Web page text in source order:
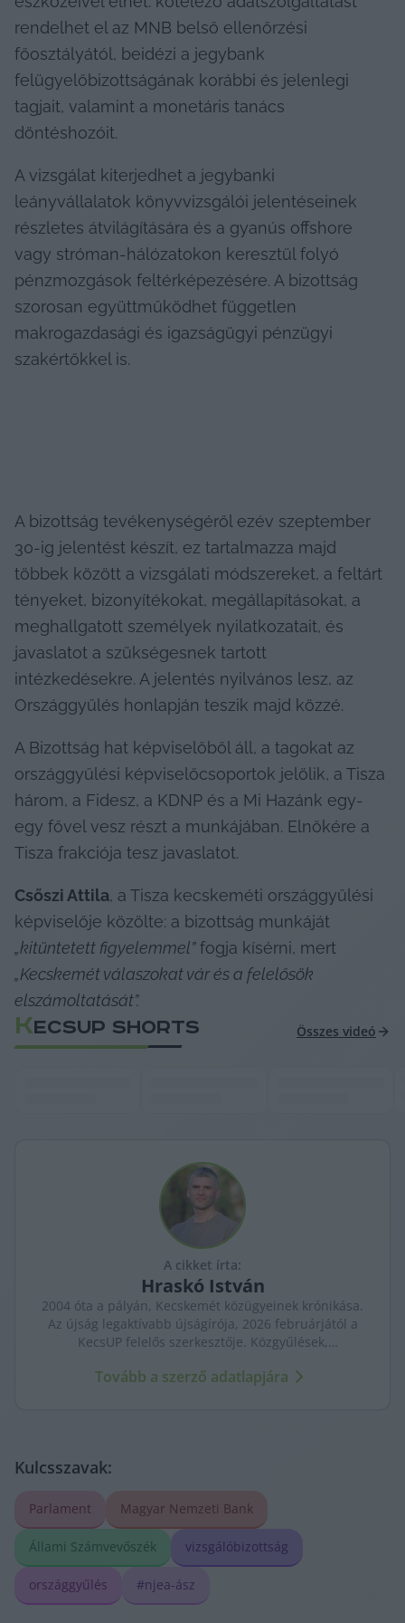
rendelhet el az MNB belső ellenőrzési
főosztályától, beidézi a jegybank
felügyelőbizottságának korábbi és jelenlegi
tagjait, valamint a monetáris tanács
döntéshozóit.
A vizsgálat kiterjedhet a jegybanki
leányvállalatok könyvvizsgálói jelentéseinek
részletes átvilágítására és a gyanús offshore
vagy stróman-hálózatokon keresztül folyó
pénzmozgások feltérképezésére. A bizottság
szorosan együttműködhet független
makrogazdasági és igazságügyi pénzügyi
szakértőkkel is.
A bizottság tevékenységéről ezév szeptember
30-ig jelentést készít, ez tartalmazza majd
többek között a vizsgálati módszereket, a feltárt
tényeket, bizonyítékokat, megállapításokat, a
meghallgatott személyek nyilatkozatait, és
javaslatot a szükségesnek tartott
intézkedésekre. A jelentés nyilvános lesz, az
Országgyűlés honlapján teszik majd közzé.
A Bizottság hat képviselőből áll, a tagokat az
országgyűlési képviselőcsoportok jelölik, a Tisza
három, a Fidesz, a KDNP és a Mi Hazánk egy-
egy fővel vesz részt a munkájában. Elnökére a
Tisza frakciója tesz javaslatot.
Csőszi Attila, a Tisza kecskeméti országgyűlési
„kitüntetett figyelemmel”
„Kecskemét válaszokat vár és a felelősök
elszámoltatását”.
KECSUP SHORTS Összes videó
A cikket írta:
Hraskó István
2004 óta a pályán, Kecskemét közügyeinek krónikása.
Az újság legaktívabb újságírója, 2026 februárjától a
KecsUP felelős szerkesztője. Közgyűlések,
arca és a háttérben élők történetei egyszerre jelennek
Tovább a szerző adatlapjára
Kulcsszavak:
Parlament Magyar Nemzeti Bank
Állami Számvevőszék vizsgálóbizottság
országgyűlés #njea-ász